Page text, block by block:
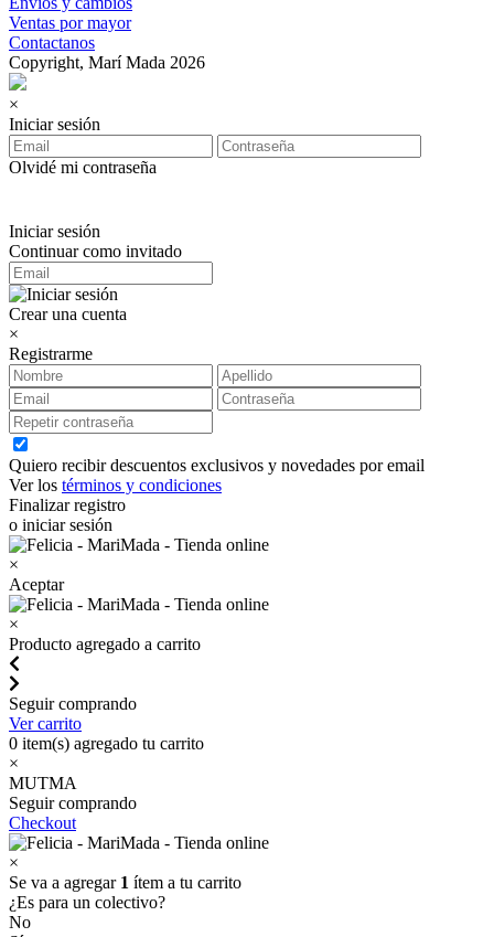
Ventas por mayor
Contactanos
Copyright, Marí Mada 2026
×
Iniciar sesión
Olvidé mi contraseña
Iniciar sesión
Continuar como invitado
Crear una cuenta
×
Registrarme
Quiero recibir descuentos exclusivos y novedades por email
Ver los términos y condiciones
Finalizar registro
o iniciar sesión
×
Aceptar
×
Producto agregado a carrito
Seguir comprando
Ver carrito
0 item(s) agregado tu carrito
×
MUTMA
Seguir comprando
Checkout
×
Se va a agregar 1 ítem a tu carrito
¿Es para un colectivo?
No